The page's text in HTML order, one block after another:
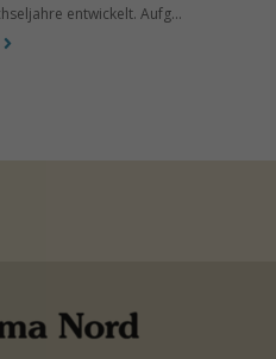
entwickelt. Aufg...